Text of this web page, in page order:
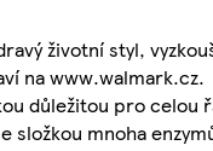
životní styl,
na www.walmark.cz.
důležitou pro celou
složkou mnoha